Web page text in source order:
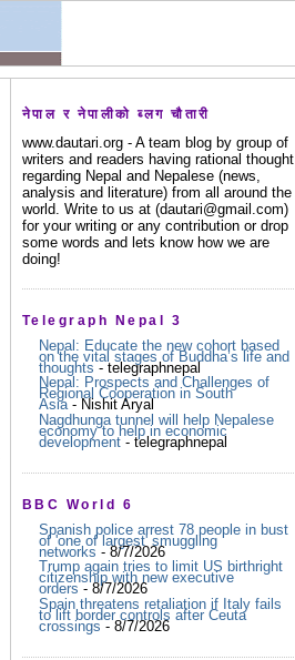
नेपाल र नेपालीको ब्लग चौतारी
www.dautari.org - A team blog by group of
writers and readers having rational thought
regarding Nepal and Nepalese (news,
analysis and literature) from all around the
world. Write to us at (dautari@gmail.com)
for your writing or any contribution or drop
some words and lets know how we are
doing!
Telegraph Nepal 3
Nepal: Educate the new cohort based
on the vital stages of Buddha’s life and
thoughts - telegraphnepal
Nepal: Prospects and Challenges of
Regional Cooperation in South
Asia- Nishit Aryal
Nagdhunga tunnel will help Nepalese
economy to help in economic
development - telegraphnepal
BBC World 6
Spanish police arrest 78 people in bust
of 'one of largest' smuggling
networks - 8/7/2026
Trump again tries to limit US birthright
citizenship with new executive
orders - 8/7/2026
Spain threatens retaliation if Italy fails
to lift border controls after Ceuta
crossings- 8/7/2026